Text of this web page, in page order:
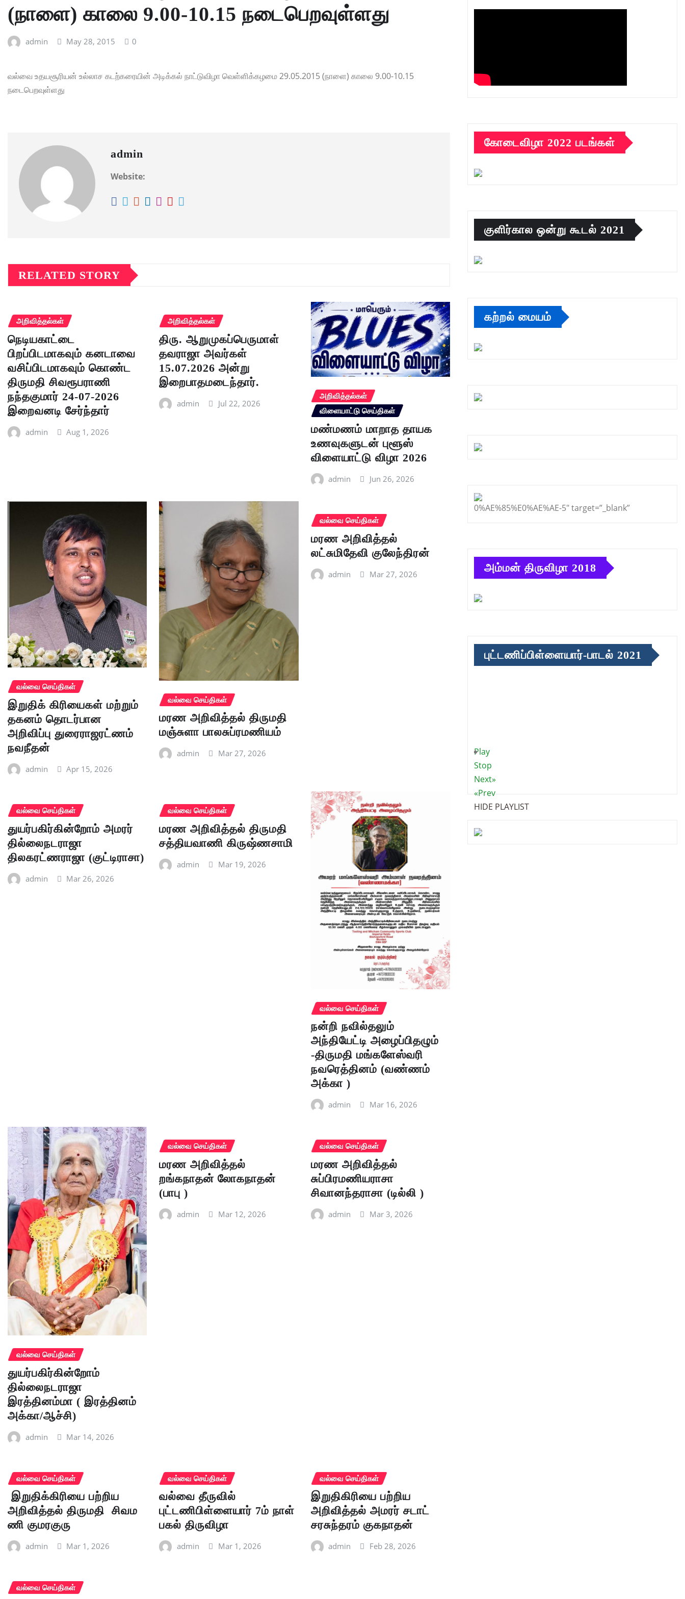
(நாளை) காலை 9.00-10.15 நடைபெறவுள்ளது
admin May 28, 2015 0
வல்வை உதயசூரியன் உல்லாச கடற்கரையின் அடிக்கல் நாட்டுவிழா வெள்ளிக்கழமை 29.05.2015 (நாளை) காலை 9.00-10.15
நடைபெறவுள்ளது
admin
Website:
RELATED STORY
அறிவித்தல்கள்
நெடியகாட்டை
பிறப்பிடமாகவும் கனடாவை
வசிப்பிடமாகவும் கொண்ட
திருமதி சிவரூபராணி
நந்தகுமார் 24-07-2026
இறைவனடி சேர்ந்தார்
admin Aug 1, 2026
அறிவித்தல்கள்
திரு. ஆறுமுகப்பெருமாள்
தவராஜா அவர்கள்
15.07.2026 அன்று
இறைபாதமடைந்தார்.
admin Jul 22, 2026
அறிவித்தல்கள்
விளையாட்டு செய்திகள்
மண்மணம் மாறாத தாயக
உணவுகளுடன் புளூஸ்
விளையாட்டு விழா 2026
admin Jun 26, 2026
வல்வை செய்திகள்
இறுதிக் கிரியைகள் மற்றும்
தகனம் தொடர்பான
அறிவிப்பு துரைராஜரட்ணம்
நவநீதன்
admin Apr 15, 2026
வல்வை செய்திகள்
மரண அறிவித்தல் திருமதி
மஞ்சுளா பாலசுப்ரமணியம்
admin Mar 27, 2026
வல்வை செய்திகள்
மரண அறிவித்தல்
லட்சுமிதேவி குலேந்திரன்
admin Mar 27, 2026
வல்வை செய்திகள்
துயர்பகிர்கின்றோம் அமரர்
தில்லைநடராஜா
திலகரட்ணராஜா (குட்டிராசா)
admin Mar 26, 2026
வல்வை செய்திகள்
மரண அறிவித்தல் திருமதி
சத்தியவாணி கிருஷ்ணசாமி
admin Mar 19, 2026
வல்வை செய்திகள்
நன்றி நவில்தலும்
அந்தியேட்டி அழைப்பிதழும்
-திருமதி மங்களேஸ்வரி
நவரெத்தினம் (வண்ணம்
அக்கா )
admin Mar 16, 2026
வல்வை செய்திகள்
துயர்பகிர்கின்றோம்
தில்லைநடராஜா
இரத்தினம்மா ( இரத்தினம்
அக்கா/ஆச்சி)
admin Mar 14, 2026
வல்வை செய்திகள்
மரண அறிவித்தல்
றங்கநாதன் லோகநாதன்
(பாபு )
admin Mar 12, 2026
வல்வை செய்திகள்
மரண அறிவித்தல்
சுப்பிரமணியராசா
சிவானந்தராசா (டில்லி )
admin Mar 3, 2026
வல்வை செய்திகள்
இறுதிக்கிரியை பற்றிய
அறிவித்தல் திருமதி சிவம
ணி குமரகுரு
admin Mar 1, 2026
வல்வை செய்திகள்
வல்வை தீருவில்
புட்டணிபிள்ளையார் 7ம் நாள்
பகல் திருவிழா
admin Mar 1, 2026
வல்வை செய்திகள்
இறுதிகிரியை பற்றிய
அறிவித்தல் அமரர் சடாட்
சரசுந்தரம் குகநாதன்
admin Feb 28, 2026
வல்வை செய்திகள்
கோடைவிழா 2022 படங்கள்
குளிர்கால ஒன்று கூடல் 2021
கற்றல் மையம்
0%AE%85%E0%AE%AE-5″ target=”_blank”
அம்மன் திருவிழா 2018
புட்டணிப்பிள்ளையார்-பாடல் 2021
Play
Stop
Next»
«Prev
HIDE PLAYLIST